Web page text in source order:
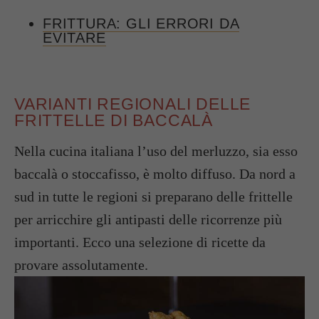
FRITTURA: GLI ERRORI DA
EVITARE
VARIANTI REGIONALI DELLE
FRITTELLE DI BACCALÀ
Nella cucina italiana l’uso del merluzzo, sia esso
baccalà o stoccafisso, è molto diffuso. Da nord a
sud in tutte le regioni si preparano delle frittelle
per arricchire gli antipasti delle ricorrenze più
importanti. Ecco una selezione di ricette da
provare assolutamente.